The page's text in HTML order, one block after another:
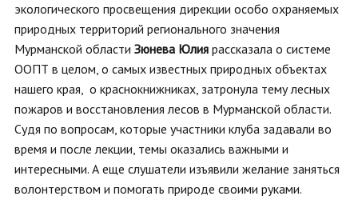
экологического просвещения дирекции особо охраняемых
природных территорий регионального значения
Мурманской области Зюнева Юлия рассказала о системе
ООПТ в целом, о самых известных природных объектах
нашего края, о краснокнижниках, затронула тему лесных
пожаров и восстановления лесов в Мурманской области.
Судя по вопросам, которые участники клуба задавали во
время и после лекции, темы оказались важными и
интересными. А еще слушатели изъявили желание заняться
волонтерством и помогать природе своими руками.